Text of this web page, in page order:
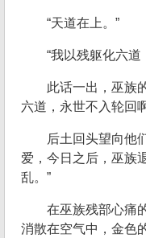
“天道在上。”
“我以残躯化六道
此话一出，巫族
六道，永世不入轮回
后土回头望向他
爱，今日之后，巫族
乱。”
在巫族残部心痛
消散在空气中，金色